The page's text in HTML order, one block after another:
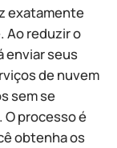
exatamente
Ao reduzir o
enviar seus
de nuvem
sem se
processo é
obtenha os